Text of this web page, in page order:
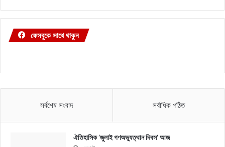
ফেসবুকে সাথে থাকুন
সর্বশেষ সংবাদ সর্বাধিক পঠিত
ঐতিহাসিক ‘জুলাই গণঅভ্যুত্থান দিবস’ আজ